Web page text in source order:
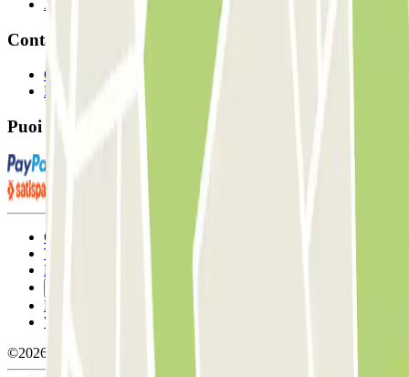
Affiliati
Contatto
Contattaci
FAQ
Puoi utilizzare questi metodi di pagamento:
Condizioni contrattuali e di utilizzo
Termini di cancellazione
Politica sui cookies
Politica sulla privacy
Whistleblowing
©2026 Parclick. Tutti i diritti riservati